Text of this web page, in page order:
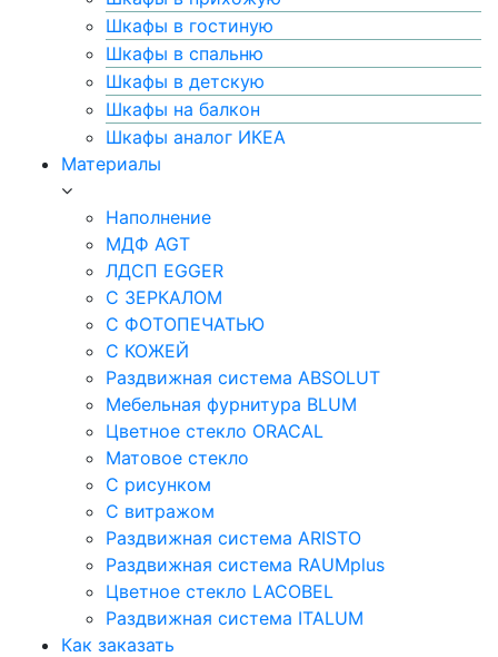
Шкафы в гостиную
Шкафы в спальню
Шкафы в детскую
Шкафы на балкон
Шкафы аналог ИКЕА
Материалы
Наполнение
МДФ AGT
ЛДСП EGGER
С ЗЕРКАЛОМ
С ФОТОПЕЧАТЬЮ
С КОЖЕЙ
Раздвижная система ABSOLUT
Мебельная фурнитура BLUM
Цветное стекло ORACAL
Матовое стекло
C рисунком
C витражом
Раздвижная система ARISTO
Раздвижная система RAUMplus
Цветное стекло LACOBEL
Раздвижная система ITALUM
Как заказать